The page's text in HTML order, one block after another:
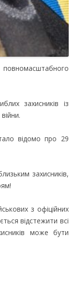
захисників із
відомо про 29
захисників,
з офіційних
відстежити всі
може бути